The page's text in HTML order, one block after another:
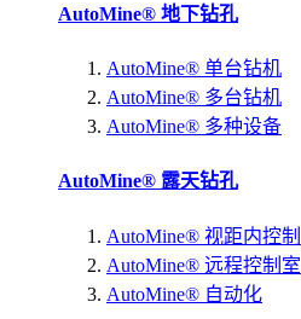
AutoMine® 地下钻孔
AutoMine® 单台钻机
AutoMine® 多台钻机
AutoMine® 多种设备
AutoMine® 露天钻孔
AutoMine® 视距内控制
AutoMine® 远程控制室
AutoMine® 自动化